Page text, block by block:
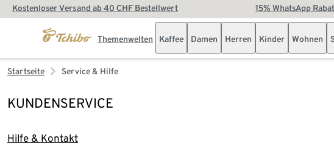
Kostenloser Versand ab 40 CHF Bestellwert 15% WhatsApp
Themenwelten Kaffee Damen Herren Kinder Wohnen
Startseite Service & Hilfe
KUNDENSERVICE
Hilfe & Kontakt